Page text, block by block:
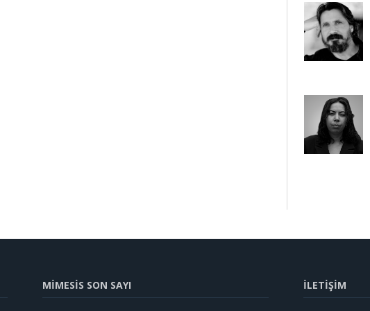
MİMESİS SON SAYI İLETİŞİM